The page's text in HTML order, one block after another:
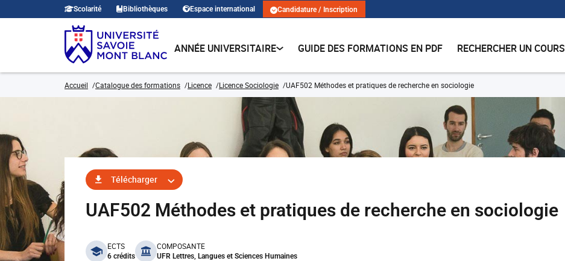
Scolarité Bibliothèques Espace international Candidature / Inscription
ANNÉE UNIVERSITAIRE GUIDE DES FORMATIONS EN PDF RECHERCHER UN COURS
Accueil Catalogue des formations Licence Licence Sociologie UAF502 Méthodes et pratiques de recherche en sociologie
Télécharger
UAF502 Méthodes et pratiques de recherche en sociologie
benefits
ECTS
6 crédits
COMPOSANTE
UFR Lettres, Langues et Sciences Humaines